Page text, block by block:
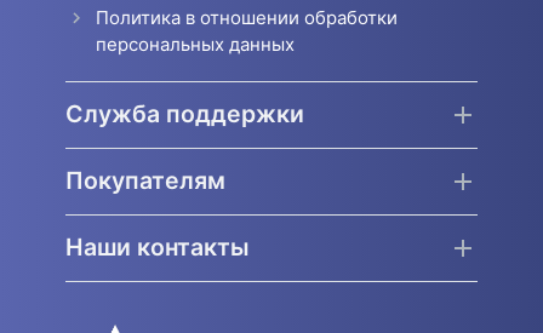
Политика в отношении обработки
персональных данных
Служба поддержки
Покупателям
Наши контакты